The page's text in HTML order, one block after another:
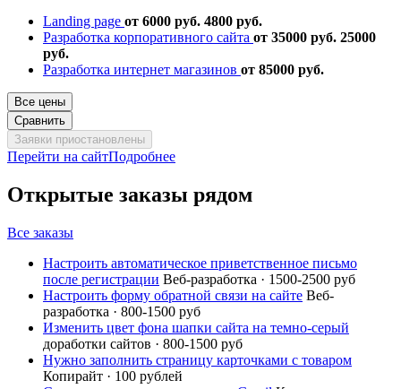
Landing page от 6000 руб. 4800 руб.
Разработка корпоративного сайта от 35000 руб. 25000
руб.
Разработка интернет магазинов от 85000 руб.
Все цены
Сравнить
Заявки приостановлены
Перейти на сайтПодробнее
Открытые заказы рядом
Все заказы
Настроить автоматическое приветственное письмо
после регистрации Веб-разработка · 1500-2500 руб
Настроить форму обратной связи на сайте Веб-
разработка · 800-1500 руб
Изменить цвет фона шапки сайта на темно-серый
доработки сайтов · 800-1500 руб
Нужно заполнить страницу карточками с товаром
Копирайт · 100 рублей